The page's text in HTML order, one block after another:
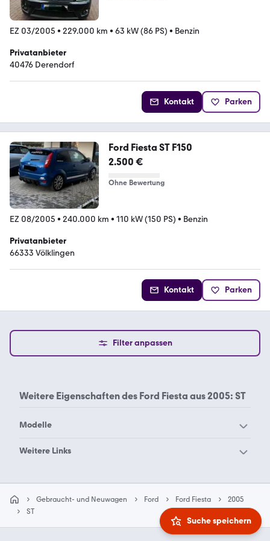
EZ 03/2005 • 229.000 km • 63 kW (86 PS) • Benzin
Privatanbieter
40476 Derendorf
Kontakt Parken
Ford Fiesta ST F150
2.500 €
Ohne Bewertung
EZ 08/2005 • 240.000 km • 110 kW (150 PS) • Benzin
Privatanbieter
66333 Völklingen
Kontakt Parken
Filter anpassen
Suche speichern
Weitere Eigenschaften des Ford Fiesta aus 2005: ST
Modelle
Ford Aerostar
Ford C-Max
Ford Capri
Ford Cougar
Ford Courier
Ford Econoline
Weitere Links
Ford Fiesta ST
Ford Fiesta Van
Gebraucht- und Neuwagen Ford Ford Fiesta
2005
ST